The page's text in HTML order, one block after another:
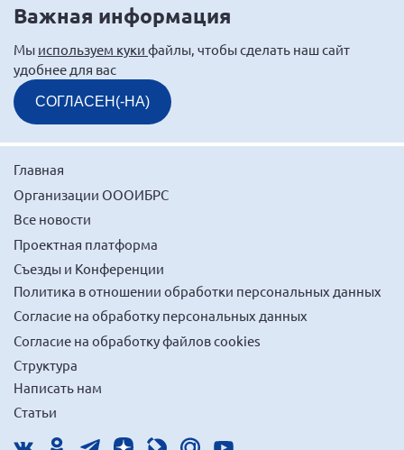
Мурманская область
Нижегородская область
Новгородская область
Новосибирская область
Омская область
Оренбургская область
Пензенская область
Республика Башкортостан
Республика Бурятия
Республика Карелия
Республика Калмыкия
Ростовская область
г. Санкт-Петербург
Важная информация
Мы используем куки файлы, чтобы сделать наш сайт
удобнее для вас
СОГЛАСЕН(-НА)
Главная
Организации ОООИБРС
Все новости
Проектная платформа
Съезды и Конференции
Политика в отношении обработки персональных данных
Согласие на обработку персональных данных
Согласие на обработку файлов cookies
Структура
Написать нам
Статьи